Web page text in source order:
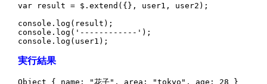
var result = $.extend({}, user1, user2);
console.log(result);
console.log('------------');
console.log(user1);
実行結果
Object { name: "花子", area: "tokyo", age: 28 }